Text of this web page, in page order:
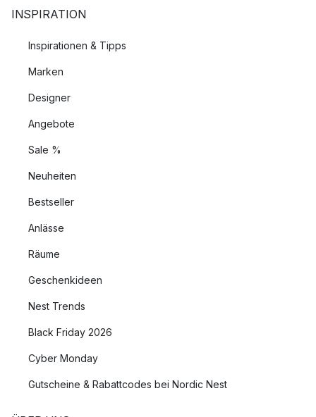
INSPIRATION
Inspirationen & Tipps
Marken
Designer
Angebote
Sale %
Neuheiten
Bestseller
Anlässe
Räume
Geschenkideen
Nest Trends
Black Friday 2026
Cyber Monday
Gutscheine & Rabattcodes bei Nordic Nest